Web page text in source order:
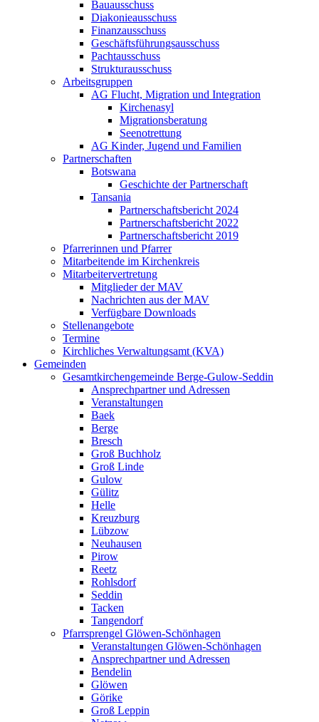
Bauausschuss
Diakonieausschuss
Finanzausschuss
Geschäftsführungsausschuss
Pachtausschuss
Strukturausschuss
Arbeitsgruppen
AG Flucht, Migration und Integration
Kirchenasyl
Migrationsberatung
Seenotrettung
AG Kinder, Jugend und Familien
Partnerschaften
Botswana
Geschichte der Partnerschaft
Tansania
Partnerschaftsbericht 2024
Partnerschaftsbericht 2022
Partnerschaftsbericht 2019
Pfarrerinnen und Pfarrer
Mitarbeitende im Kirchenkreis
Mitarbeitervertretung
Mitglieder der MAV
Nachrichten aus der MAV
Verfügbare Downloads
Stellenangebote
Termine
Kirchliches Verwaltungsamt (KVA)
Gemeinden
Gesamtkirchengemeinde Berge-Gulow-Seddin
Ansprechpartner und Adressen
Veranstaltungen
Baek
Berge
Bresch
Groß Buchholz
Groß Linde
Gulow
Gülitz
Helle
Kreuzburg
Lübzow
Neuhausen
Pirow
Reetz
Rohlsdorf
Seddin
Tacken
Tangendorf
Pfarrsprengel Glöwen-Schönhagen
Veranstaltungen Glöwen-Schönhagen
Ansprechpartner und Adressen
Bendelin
Glöwen
Görike
Groß Leppin